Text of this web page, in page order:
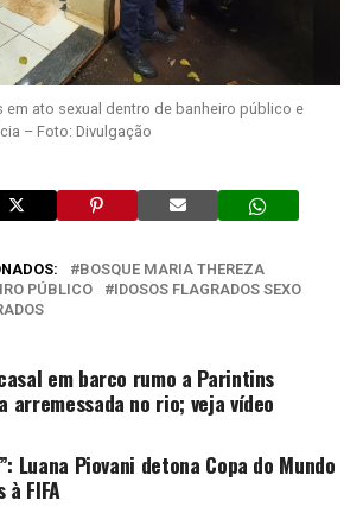
ato sexual dentro de banheiro público e
– Foto: Divulgação
BOSQUE MARIA THEREZA
PÚBLICO
IDOSOS FLAGRADOS SEXO
em barco rumo a Parintins
arremessada no rio; veja vídeo
Luana Piovani detona Copa do Mundo
FIFA